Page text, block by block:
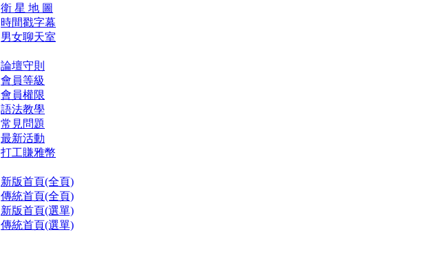
衛 星 地 圖
時間戳字幕
男女聊天室
論壇守則
會員等級
會員權限
語法教學
常見問題
最新活動
打工賺雅幣
新版首頁(全頁)
傳統首頁(全頁)
新版首頁(選單)
傳統首頁(選單)